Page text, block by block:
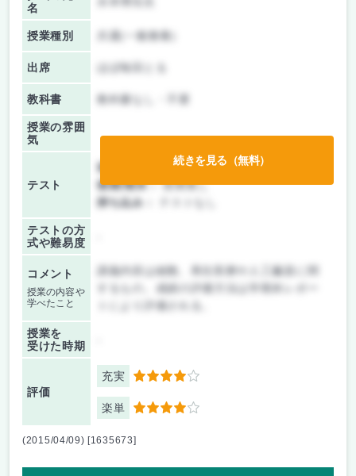
名
授業種別 共通(一般教養)
出席 ほぼ毎回とる
教科書 教科書なし・不要
授業の雰囲
気
テスト
前期/中間：
レポートのみ
後期/期末：授業無し
持ち込み：
テストの方
式や難易度
コメント
授業の内容や
学べたこと
講義内容は細胞、再生医療や人工臓器に関
するもの。成績の評価方法は学期末レポー
トにより評価される。
授業を
受けた時期
評価
充実 4
楽単 4
続きを見る（無料）
(2015/04/09) [1635673]